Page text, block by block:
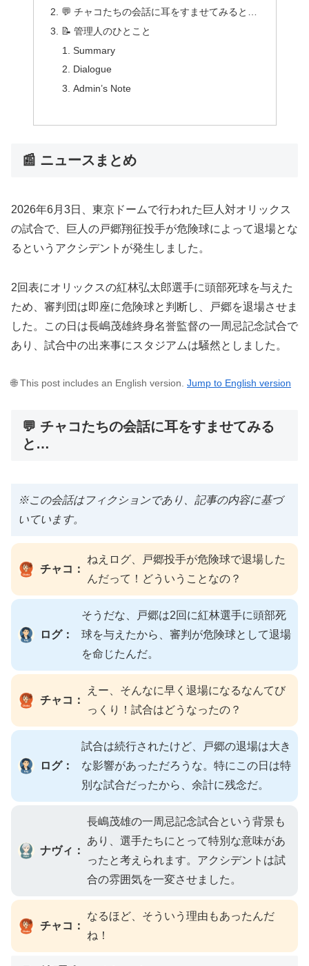
💬 チャコたちの会話に耳をすませてみると…
📝 管理人のひとこと
Summary
Dialogue
Admin’s Note
📰 ニュースまとめ
2026年6月3日、東京ドームで行われた巨人対オリックス
の試合で、巨人の戸郷翔征投手が危険球によって退場とな
るというアクシデントが発生しました。
2回表にオリックスの紅林弘太郎選手に頭部死球を与えた
ため、審判団は即座に危険球と判断し、戸郷を退場させま
した。この日は長嶋茂雄終身名誉監督の一周忌記念試合で
あり、試合中の出来事にスタジアムは騒然としました。
🌐 This post includes an English version. Jump to English version
💬 チャコたちの会話に耳をすませてみる
と…
※この会話はフィクションであり、記事の内容に基づ
いています。
チャコ：
ねえログ、戸郷投手が危険球で退場した
んだって！どういうことなの？
ログ：
そうだな、戸郷は2回に紅林選手に頭部死
球を与えたから、審判が危険球として退場
を命じたんだ。
チャコ：
えー、そんなに早く退場になるなんてび
っくり！試合はどうなったの？
ログ：
試合は続行されたけど、戸郷の退場は大き
な影響があっただろうな。特にこの日は特
別な試合だったから、余計に残念だ。
ナヴィ：
長嶋茂雄の一周忌記念試合という背景も
あり、選手たちにとって特別な意味があ
ったと考えられます。アクシデントは試
合の雰囲気を一変させました。
チャコ：
なるほど、そういう理由もあったんだ
ね！